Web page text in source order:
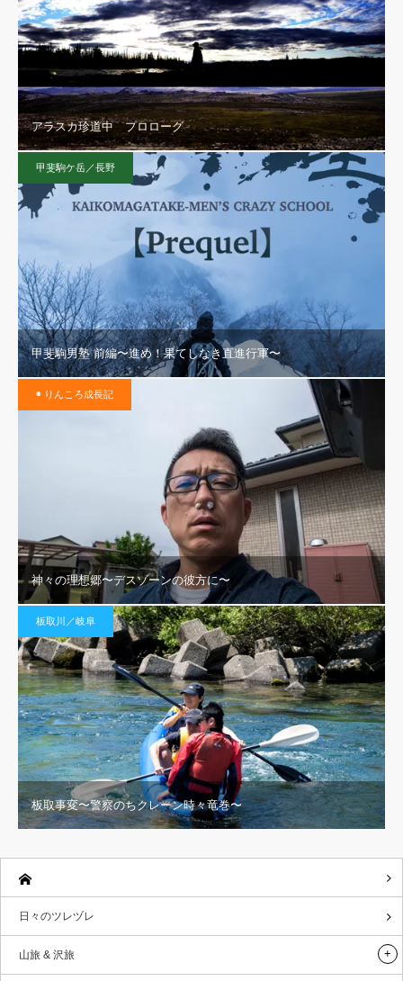
アラスカ珍道中 プロローグ
甲斐駒ケ岳／長野
甲斐駒男塾 前編〜進め！果てしなき直進行軍〜
◉ りんころ成長記
神々の理想郷〜デスゾーンの彼方に〜
板取川／岐阜
板取事変〜警察のちクレーン時々竜巻〜
日々のツレヅレ
山旅 & 沢旅